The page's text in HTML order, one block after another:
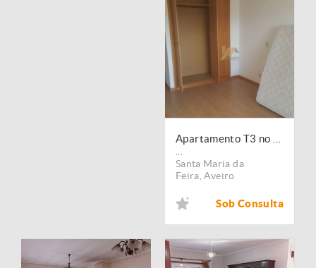
Santa Maria da
Feira ,Aveiro
Sob Consulta